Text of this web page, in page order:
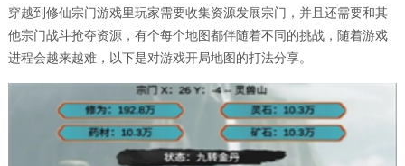
穿越到修仙宗门游戏里玩家需要收集资源发展宗门，并且还需要和其
他宗门战斗抢夺资源，有个每个地图都伴随着不同的挑战，随着游戏
进程会越来越难，以下是对游戏开局地图的打法分享。